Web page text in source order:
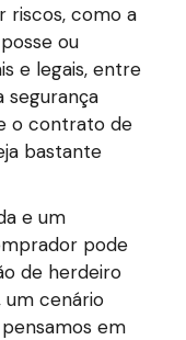
riscos, como a
ou
e legais, entre
segurança
o contrato de
bastante
e um
pode
de herdeiro
um cenário
em